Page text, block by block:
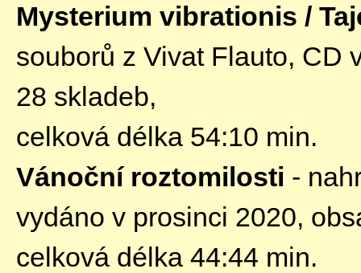
Mysterium vibrationis /
souborů z Vivat Flauto, CD
28 skladeb,
celková délka 54:10 min.
Vánoční roztomilosti -
vydáno v prosinci 2020,
celková délka 44:44 min.